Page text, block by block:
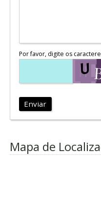
Por favor, digite os
Enviar
Mapa de